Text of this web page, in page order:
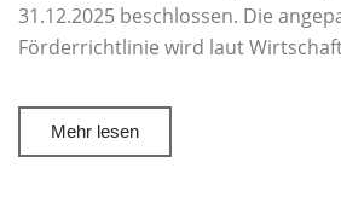
31.12.2025 beschlossen. Die
Förderrichtlinie wird laut
Mehr lesen